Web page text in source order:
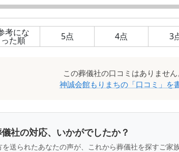
考にな
った順 5点 4点 3
この葬儀社の口コミはありません
神誠会館もりまちの「口コミ」を
社の対応、いかがでしたか？
を送られたあなたの声が、これから葬儀社を探すご家